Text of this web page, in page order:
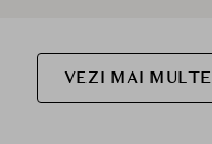
VEZI MAI MULTE